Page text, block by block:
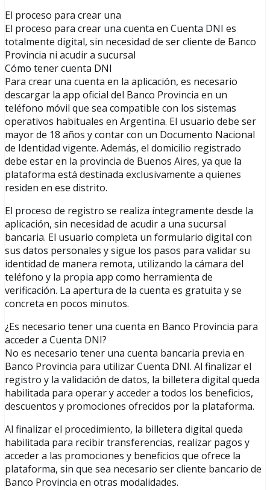
El proceso para crear una
El proceso para crear una cuenta en Cuenta DNI es
totalmente digital, sin necesidad de ser cliente de Banco
Provincia ni acudir a sucursal
Cómo tener cuenta DNI
Para crear una cuenta en la aplicación, es necesario
descargar la app oficial del Banco Provincia en un
teléfono móvil que sea compatible con los sistemas
operativos habituales en Argentina. El usuario debe ser
mayor de 18 años y contar con un Documento Nacional
de Identidad vigente. Además, el domicilio registrado
debe estar en la provincia de Buenos Aires, ya que la
plataforma está destinada exclusivamente a quienes
residen en ese distrito.
El proceso de registro se realiza íntegramente desde la
aplicación, sin necesidad de acudir a una sucursal
bancaria. El usuario completa un formulario digital con
sus datos personales y sigue los pasos para validar su
identidad de manera remota, utilizando la cámara del
teléfono y la propia app como herramienta de
verificación. La apertura de la cuenta es gratuita y se
concreta en pocos minutos.
¿Es necesario tener una cuenta en Banco Provincia para
acceder a Cuenta DNI?
No es necesario tener una cuenta bancaria previa en
Banco Provincia para utilizar Cuenta DNI. Al finalizar el
registro y la validación de datos, la billetera digital queda
habilitada para operar y acceder a todos los beneficios,
descuentos y promociones ofrecidos por la plataforma.
Al finalizar el procedimiento, la billetera digital queda
habilitada para recibir transferencias, realizar pagos y
acceder a las promociones y beneficios que ofrece la
plataforma, sin que sea necesario ser cliente bancario de
Banco Provincia en otras modalidades.